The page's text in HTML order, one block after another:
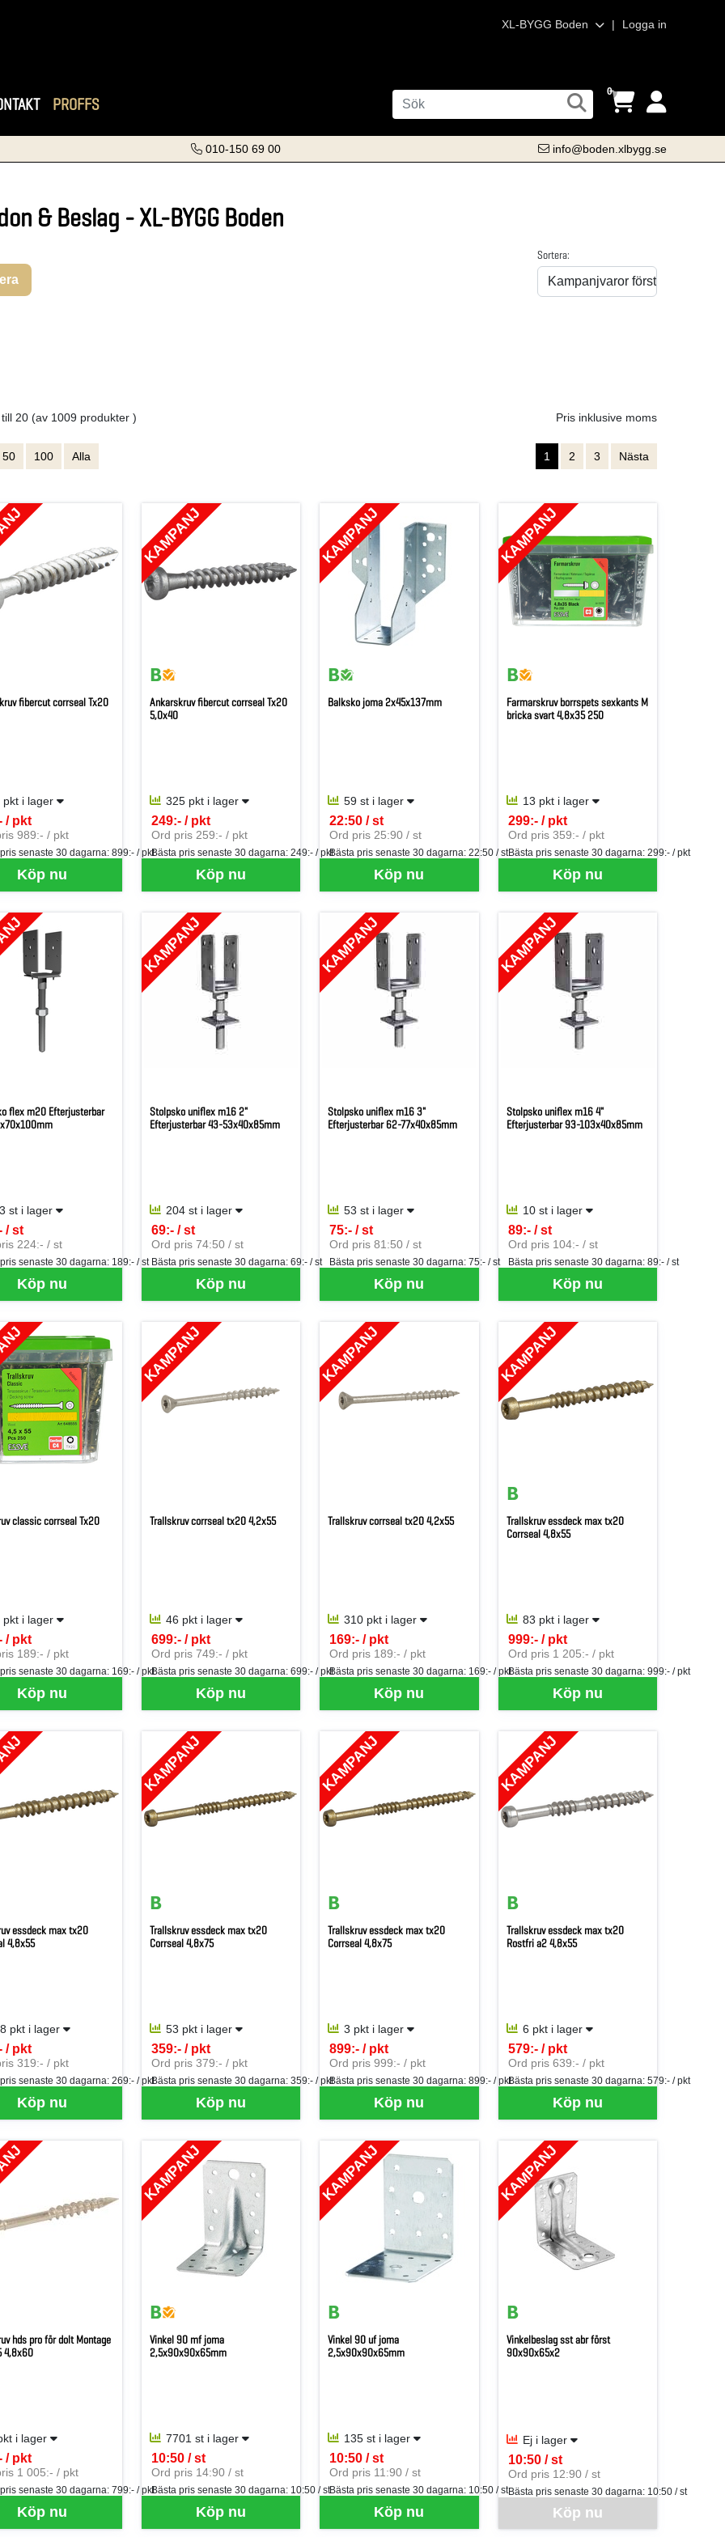
XL-BYGG Boden | Logga in
PROFFS
0
010-150 69 00 info@boden.xlbygg.se
& Beslag - XL-BYGG Boden
Sortera:
20 (av 1009 produkter ) Pris inklusive moms
50 100 Alla 1 2 3 Nästa
fibercut corrseal Tx20
pkt i lager
Köp nu
/ pkt
PKT
989:- / pkt
senaste 30 dagarna: 899:- / pkt
KAMPANJ
Ankarskruv fibercut corrseal Tx20
5,0x40
325 pkt i lager
Köp nu
249:- / pkt
SEK per PKT
Ord pris 259:- / pkt
Bästa pris senaste 30 dagarna: 249:- / pkt
KAMPANJ
Balksko joma 2x45x137mm
59 st i lager
Köp nu
22:50 / st
SEK per ST
Ord pris 25:90 / st
Bästa pris senaste 30 dagarna: 22:50 / st
KAMPANJ
Farmarskruv borrspets sexkants M
bricka svart 4,8x35 250
13 pkt i lager
Köp nu
299:- / pkt
SEK per PKT
Ord pris 359:- / pkt
Bästa pris senaste 30 dagarna: 299:- / pkt
flex m20 Efterjusterbar
st i lager
Köp nu
/ st
ST
224:- / st
senaste 30 dagarna: 189:- / st
KAMPANJ
Stolpsko uniflex m16 2"
Efterjusterbar 43-53x40x85mm
204 st i lager
Köp nu
69:- / st
SEK per ST
Ord pris 74:50 / st
Bästa pris senaste 30 dagarna: 69:- / st
KAMPANJ
Stolpsko uniflex m16 3"
Efterjusterbar 62-77x40x85mm
53 st i lager
Köp nu
75:- / st
SEK per ST
Ord pris 81:50 / st
Bästa pris senaste 30 dagarna: 75:- / st
KAMPANJ
Stolpsko uniflex m16 4"
Efterjusterbar 93-103x40x85mm
10 st i lager
Köp nu
89:- / st
SEK per ST
Ord pris 104:- / st
Bästa pris senaste 30 dagarna: 89:- / st
classic corrseal Tx20
pkt i lager
Köp nu
/ pkt
PKT
189:- / pkt
senaste 30 dagarna: 169:- / pkt
KAMPANJ
Trallskruv corrseal tx20 4,2x55
46 pkt i lager
Köp nu
699:- / pkt
SEK per PKT
Ord pris 749:- / pkt
Bästa pris senaste 30 dagarna: 699:- / pkt
KAMPANJ
Trallskruv corrseal tx20 4,2x55
310 pkt i lager
Köp nu
169:- / pkt
SEK per PKT
Ord pris 189:- / pkt
Bästa pris senaste 30 dagarna: 169:- / pkt
KAMPANJ
Trallskruv essdeck max tx20
Corrseal 4,8x55
83 pkt i lager
Köp nu
999:- / pkt
SEK per PKT
Ord pris 1 205:- / pkt
Bästa pris senaste 30 dagarna: 999:- / pkt
essdeck max tx20
4,8x55
pkt i lager
Köp nu
/ pkt
PKT
319:- / pkt
senaste 30 dagarna: 269:- / pkt
KAMPANJ
Trallskruv essdeck max tx20
Corrseal 4,8x75
53 pkt i lager
Köp nu
359:- / pkt
SEK per PKT
Ord pris 379:- / pkt
Bästa pris senaste 30 dagarna: 359:- / pkt
KAMPANJ
Trallskruv essdeck max tx20
Corrseal 4,8x75
3 pkt i lager
Köp nu
899:- / pkt
SEK per PKT
Ord pris 999:- / pkt
Bästa pris senaste 30 dagarna: 899:- / pkt
KAMPANJ
Trallskruv essdeck max tx20
Rostfri a2 4,8x55
6 pkt i lager
Köp nu
579:- / pkt
SEK per PKT
Ord pris 639:- / pkt
Bästa pris senaste 30 dagarna: 579:- / pkt
hds pro för dolt Montage
4,8x60
i lager
Köp nu
/ pkt
PKT
1 005:- / pkt
senaste 30 dagarna: 799:- / pkt
KAMPANJ
Vinkel 90 mf joma
2,5x90x90x65mm
7701 st i lager
Köp nu
10:50 / st
SEK per ST
Ord pris 14:90 / st
Bästa pris senaste 30 dagarna: 10:50 / st
KAMPANJ
Vinkel 90 uf joma
2,5x90x90x65mm
135 st i lager
Köp nu
10:50 / st
SEK per ST
Ord pris 11:90 / st
Bästa pris senaste 30 dagarna: 10:50 / st
KAMPANJ
Vinkelbeslag sst abr först
90x90x65x2
Ej i lager
Köp nu
10:50 / st
SEK per ST
Ord pris 12:90 / st
Bästa pris senaste 30 dagarna: 10:50 / st